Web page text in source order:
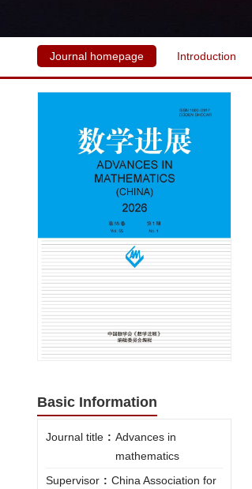
Journal homepage Introduction
Basic Information
Journal title : Advances in
mathematics
Supervisor : China Association for